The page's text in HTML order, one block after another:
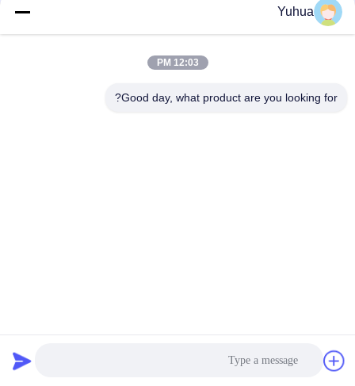
Yuhua
12:03 PM
Good day, what product are you looking for?